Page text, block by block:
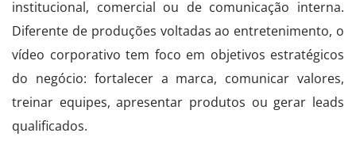
institucional, comercial ou de comunicação interna.
Diferente de produções voltadas ao entretenimento, o
vídeo corporativo tem foco em objetivos estratégicos
do negócio: fortalecer a marca, comunicar valores,
treinar equipes, apresentar produtos ou gerar leads
qualificados.